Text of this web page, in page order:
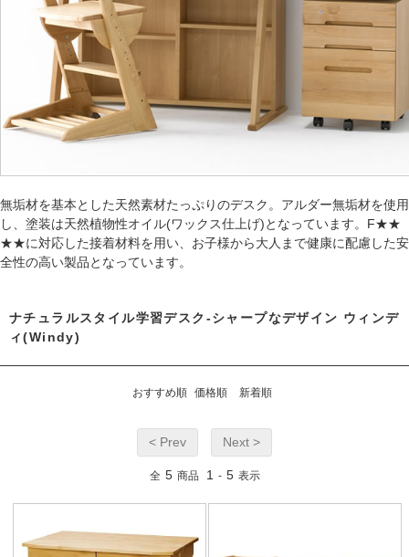
無垢材を基本とした天然素材たっぷりのデスク。アルダー無垢材を使用
し、塗装は天然植物性オイル(ワックス仕上げ)となっています。F★★
★★に対応した接着材料を用い、お子様から大人まで健康に配慮した安
全性の高い製品となっています。
ナチュラルスタイル学習デスク-シャープなデザイン ウィンデ
ィ(Windy)
おすすめ順 価格順 新着順
< Prev Next >
全 5 商品 1 - 5 表示